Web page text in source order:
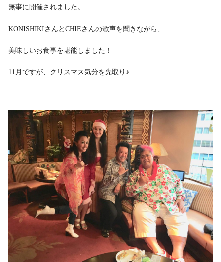
無事に開催されました。
KONISHIKIさんとCHIEさんの歌声を聞きながら、
美味しいお食事を堪能しました！
11月ですが、クリスマス気分を先取り♪